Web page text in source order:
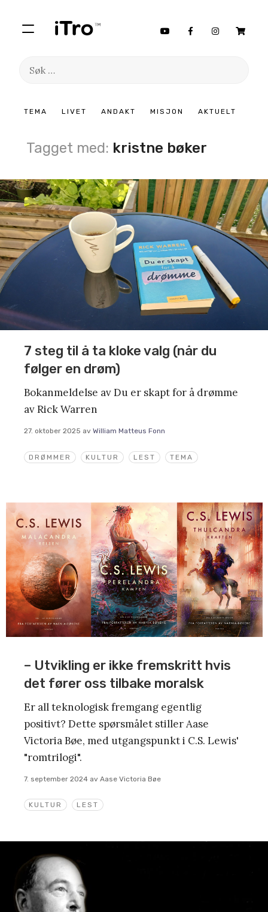
TEMA LIVET ANDAKT MISJON AKTUELT
Søk
Tagget med: kristne bøker
DRØMMER KULTUR LEST TEMA
7 steg til å ta kloke valg (når du
følger en drøm)
Bokanmeldelse av Du er skapt for å drømme
av Rick Warren
27. oktober 2025 av William Matteus Fonn
KULTUR LEST
– Utvikling er ikke fremskritt hvis
det fører oss tilbake moralsk
Er all teknologisk fremgang egentlig
positivt? Dette spørsmålet stiller Aase
Victoria Bøe, med utgangspunkt i C.S. Lewis'
"romtrilogi".
7. september 2024 av Aase Victoria Bøe